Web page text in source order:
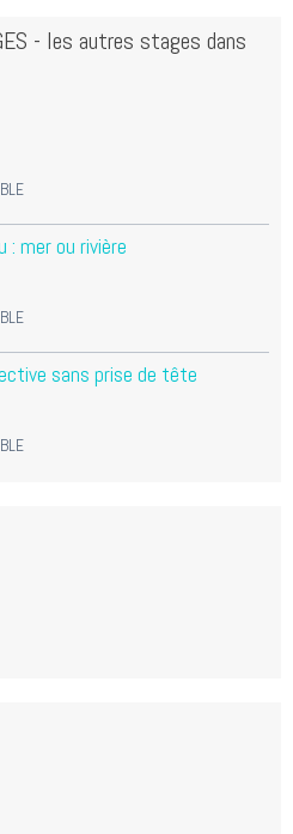
- les autres stages dans
: mer ou rivière
sans prise de tête